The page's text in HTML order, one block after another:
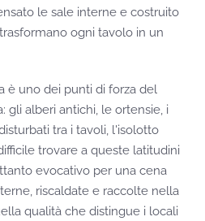
le sale interne e costruito
ogni tavolo in un
è uno dei punti di forza del
gli alberi antichi, le ortensie, i
tra i tavoli, l'isolotto
trovare a queste latitudini
evocativo per una cena
riscaldate e raccolte nella
qualità che distingue i locali